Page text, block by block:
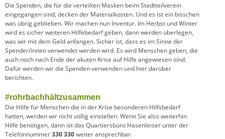
Die Spenden, die für die verteilten Masken beim Stadtteilverein
eingegangen sind, decken der Materialkosten. Und es ist ein bisschen
was übrig geblieben. Wir machen nun Inventur. Im Herbst und Winter
wird es sicher weiteren Hilfebedarf geben, dann werden überlegen,
was wir mit dem Geld anfangen. Sicher ist, dass es im Sinne der
Spender/innen verwendet werden wird. Es wird Menschen geben, die
auch noch nach Ende der akuten Krise auf Hilfe angewiesen sind.
Dafür werden wir die Spenden verwenden und hier darüber
berichten.
#rohrbachhältzusammen
Die Hilfe für Menschen die in der Krise besonderen Hilfsbedarf
hatten, werden wir nicht völlig einstellen. Wenn Sie also weiterhin
Hilfe benötigen, dann ist das Quartiersbüro Hasenleiser unter der
Telefonnummer330 330weiter ansprechbar.